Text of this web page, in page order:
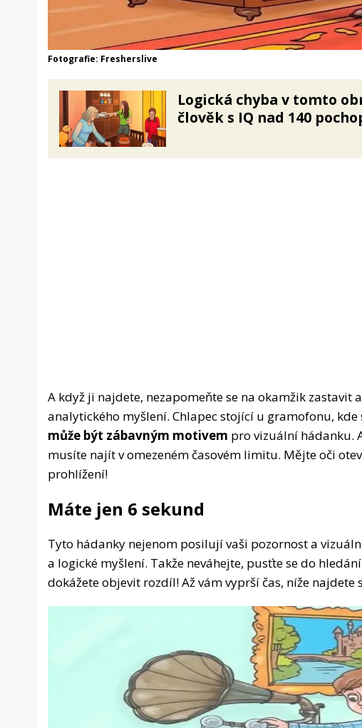
Fotografie: Fresherslive
Logická chyba v tomto
člověk s IQ nad 140
A když ji najdete, nezapomeňte se na okamžik zastavit
analytického myšlení. Chlapec stojící u gramofonu, kde
může být zábavným motivem pro vizuální hádanku.
musíte najít v omezeném časovém limitu. Mějte oči
prohlížení!
Máte jen 6 sekund
Tyto hádanky nejenom posilují vaši pozornost a
a logické myšlení. Takže neváhejte, pusťte se do
dokážete objevit rozdíl! Až vám vyprší čas, níže najdete